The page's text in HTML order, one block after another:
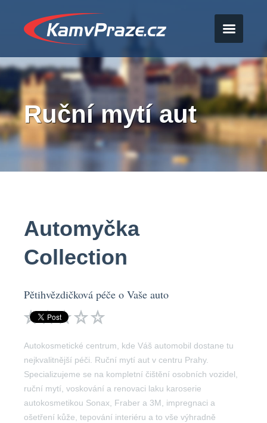
Ruční mytí aut
Automyčka
Collection
Pětihvězdičková péče o Vaše auto
Autokosmetické centrum, kde Váš automobil dostane tu
nejkvalitnější péči. Ruční mytí aut v centru Prahy.
Specializujeme se na kompletní čištění osobních vozidel,
ruční mytí, voskování a renovaci laku karoserie
autokosmetikou Sonax, Fraber a 3M, impregnaci a
ošetření kůže, tepování interiéru a to vše výhradně